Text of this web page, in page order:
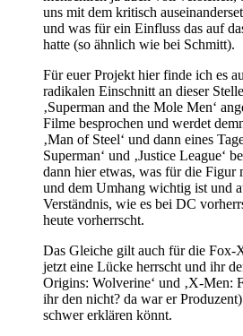
uns mit dem kritisch
und was für ein Einfluss das auf
hatte (so ähnlich wie bei Schmitt).
Für euer Projekt hier finde ich es
radikalen Einschnitt an dieser
‚Superman and the Mole Men‘
Filme besprochen und werdet
‚Man of Steel‘ und dann eines
Superman‘ und ‚Justice League‘
dann hier etwas, was für die Figur
und dem Umhang wichtig ist und
Verständnis, wie es bei DC
heute vorherrscht.
Das Gleiche gilt auch für die Fox-
jetzt eine Lücke herrscht und ihr
Origins: Wolverine‘ und ‚X-Men:
ihr den nicht? da war er
schwer erklären könnt.